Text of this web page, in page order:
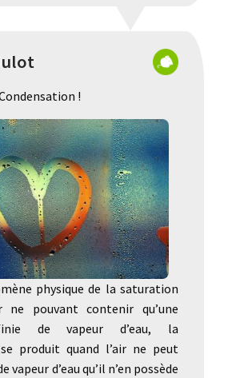
!
physique de la saturation
ne pouvant contenir qu’une
de vapeur d’eau, la
produit quand l’air ne peut
vapeur d’eau qu’il n’en possède